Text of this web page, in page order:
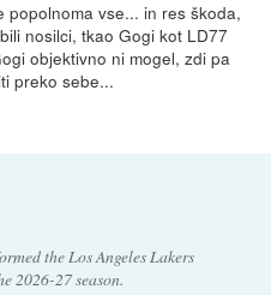
popolnoma vse... in res škoda,
nosilci, tkao Gogi kot LD77
objektivno ni mogel, zdi pa
preko sebe...
the Los Angeles Lakers
2026-27 season.